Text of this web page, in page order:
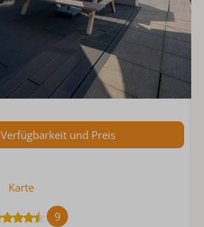
Verfügbarkeit und Preis
Karte
9